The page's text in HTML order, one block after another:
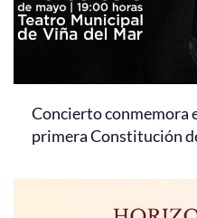
Concierto conmemora
primera Constitución